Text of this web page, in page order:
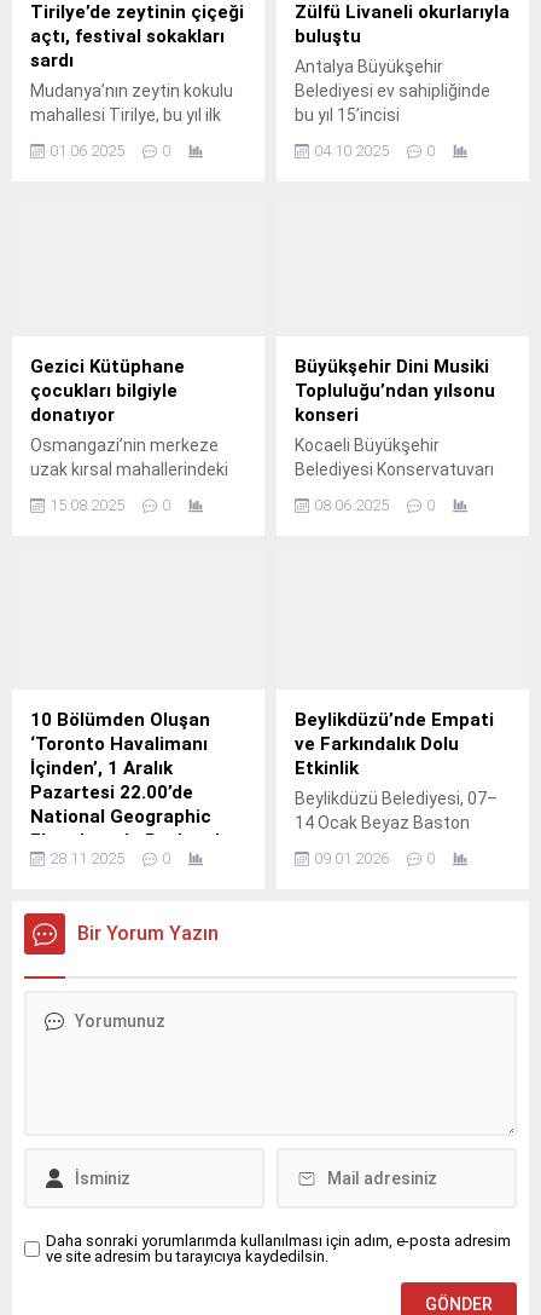
Tirilye’de zeytinin çiçeği
açtı, festival sokakları
sardı
Mudanya’nın zeytin kokulu
mahallesi Tirilye, bu yıl ilk
Çiçeği Festivali ile tarihine
01.06.2025 0
Zülfü Livaneli okurlarıyla
buluştu
Antalya Büyükşehir
Belediyesi ev sahipliğinde
bu yıl 15’incisi
Kitap Fuarı’nın onur konuğu
04.10.2025 0
Gezici Kütüphane
çocukları bilgiyle
donatıyor
Osmangazi’nin merkeze
uzak kırsal mahallerindeki
buluşturan Gezici
15.08.2025 0
Büyükşehir Dini Musiki
Topluluğu’ndan yılsonu
konseri
Kocaeli Büyükşehir
Belediyesi Konservatuvarı
sezonunu verdiği
08.06.2025 0
10 Bölümden Oluşan
‘Toronto Havalimanı
İçinden’, 1 Aralık
Pazartesi 22.00’de
National Geographic
Ekranlarında Başlıyor!
Kanada’nın en büyük ve en
Toronto Pearson
Uluslararası Havalimanı’nın
binlerce uçağın hareketini,
saat 22.
28.11.2025 0
Beylikdüzü’nde Empati
ve Farkındalık Dolu
Etkinlik
Beylikdüzü Belediyesi, 07–
14 Ocak Beyaz Baston
kapsamında “Beyaz Baston
09.01.2026 0
Bir Yorum Yazın
Daha sonraki yorumlarımda kullanılması için adım, e-posta adresim
ve site adresim bu tarayıcıya kaydedilsin.